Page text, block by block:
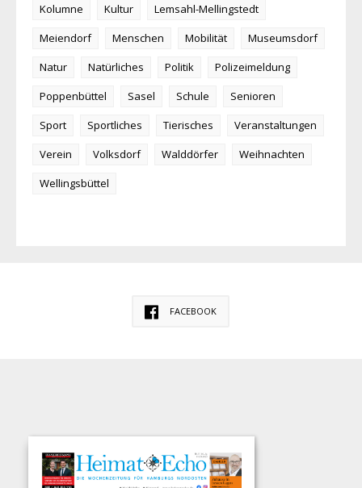
Kolumne
Kultur
Lemsahl-Mellingstedt
Meiendorf
Menschen Mobilität
Museumsdorf
Natur
Natürliches Politik
Polizeimeldung
Poppenbüttel
Sasel Schule
Senioren
Sport
Sportliches Tierisches
Veranstaltungen
Verein
Volksdorf Walddörfer
Weihnachten
Wellingsbüttel
FACEBOOK